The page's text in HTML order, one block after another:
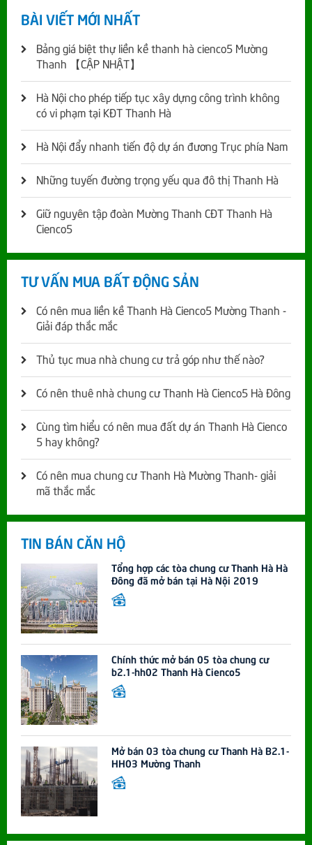
BÀI VIẾT MỚI NHẤT
Bảng giá biệt thự liền kề thanh hà cienco5 Mường
Thanh 【CẬP NHẬT】
Hà Nội cho phép tiếp tục xây dựng công trình không
có vi phạm tại KĐT Thanh Hà
Hà Nội đẩy nhanh tiến độ dự án đương Trục phía Nam
Những tuyến đường trọng yếu qua đô thị Thanh Hà
Giữ nguyên tập đoàn Mường Thanh CĐT Thanh Hà
Cienco5
TƯ VẤN MUA BẤT ĐỘNG SẢN
Có nên mua liền kề Thanh Hà Cienco5 Mường Thanh -
Giải đáp thắc mắc
Thủ tục mua nhà chung cư trả góp như thế nào?
Có nên thuê nhà chung cư Thanh Hà Cienco5 Hà Đông
Cùng tìm hiểu có nên mua đất dự án Thanh Hà Cienco
5 hay không?
Có nên mua chung cư Thanh Hà Mường Thanh- giải
mã thắc mắc
TIN BÁN CĂN HỘ
Tổng hợp các tòa chung cư Thanh Hà Hà
Đông đã mở bán tại Hà Nội 2019
Chính thức mở bán 05 tòa chung cư
b2.1-hh02 Thanh Hà Cienco5
Mở bán 03 tòa chung cư Thanh Hà B2.1-
HH03 Mường Thanh